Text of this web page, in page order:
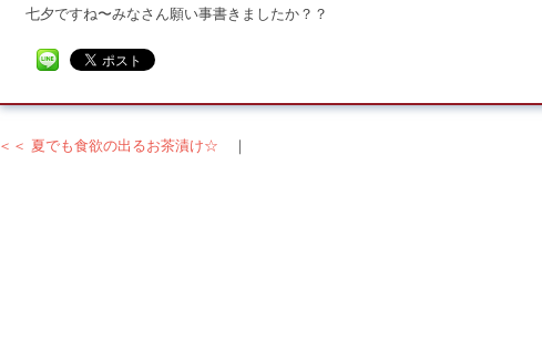
七夕ですね〜みなさん願い事書きましたか？？
投稿ナビゲーション
＜＜ 夏でも食欲の出るお茶漬け☆ ｜